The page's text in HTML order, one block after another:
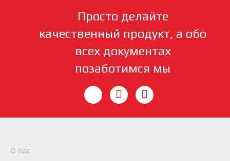
Просто делайте
качественный продукт, а обо
всех документах
позаботимся мы
О нас